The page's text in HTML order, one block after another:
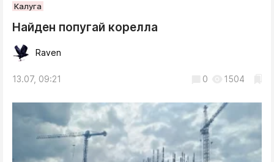
Калуга
Найден попугай корелла
Raven
13.07, 09:21 0 1504